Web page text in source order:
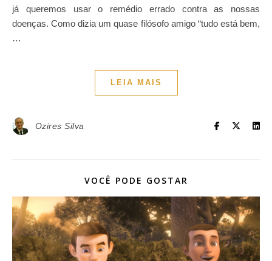
já queremos usar o remédio errado contra as nossas
doenças. Como dizia um quase filósofo amigo “tudo está bem,
…
LEIA MAIS
Ozires Silva
VOCÊ PODE GOSTAR